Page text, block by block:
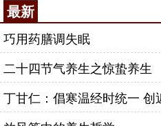
最新
巧用药膳调失眠
二十四节气养生之惊蛰养生
丁甘仁：倡寒温经时统一 创